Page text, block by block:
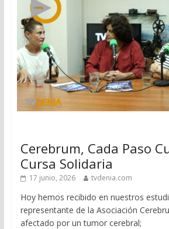
Cerebrum, Cada Paso
Cursa Solidaria
17 junio, 2026 tvdenia.com
Hoy hemos recibido en nuestros
representante de la Asociación
afectado por un tumor cerebral;